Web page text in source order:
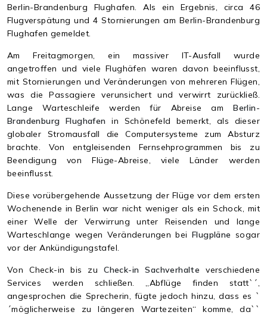
Berlin-Brandenburg Flughafen. Als ein Ergebnis, circa 46
Flugverspätung und 4 Stornierungen am Berlin-Brandenburg
Flughafen gemeldet.
Am Freitagmorgen, ein massiver IT-Ausfall wurde
angetroffen und viele Flughäfen waren davon beeinflusst,
mit Stornierungen und Veränderungen von mehreren Flügen,
was die Passagiere verunsichert und verwirrt zurückließ.
Lange Warteschleife werden für Abreise amBerlin-
Brandenburg Flughafen in Schönefeld bemerkt, als dieser
globaler Stromausfall die Computersysteme zum Absturz
brachte. Von entgleisenden Fernsehprogrammen bis zu
Beendigung von Flüge-Abreise, viele Länder werden
beeinflusst.
Diese vorübergehende Aussetzung der Flüge vor dem ersten
Wochenende in Berlin war nicht weniger als ein Schock, mit
einer Welle der Verwirrung unter Reisenden und lange
Warteschlange wegen Veränderungen beiFlugplänesogar
vor der Ankündigungstafel.
Von Check-in bis zuCheck-in Sachverhalte verschiedene
Services werden schließen. „Abflüge finden statt`´,
angesprochen die Sprecherin, fügte jedoch hinzu, dass es `
´möglicherweise zu längeren Wartezeiten“ komme, da``